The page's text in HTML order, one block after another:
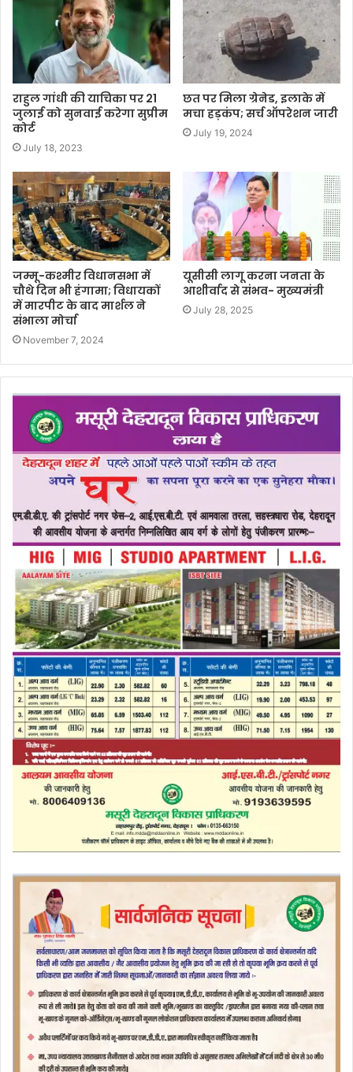
राहुल गांधी की याचिका पर 21
जुलाई को सुनवाई करेगा सुप्रीम
कोर्ट
July 18, 2023
छत पर मिला ग्रेनेड, इलाके में
मचा हड़कंप; सर्च ऑपरेशन जारी
July 19, 2024
जम्मू-कश्मीर विधानसभा में
चौथे दिन भी हंगामा; विधायकों
में मारपीट के बाद मार्शल ने
संभाला मोर्चा
November 7, 2024
यूसीसी लागू करना जनता के
आशीर्वाद से संभव- मुख्यमंत्री
July 28, 2025